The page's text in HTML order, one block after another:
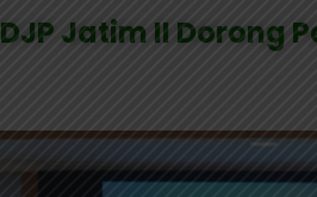
DJP Jatim II Dorong